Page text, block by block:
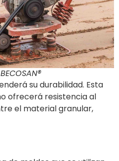
su durabilidad. Esta
ofrecerá resistencia al
el material granular,